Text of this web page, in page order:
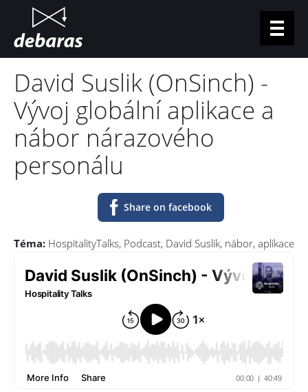
For applicants
For businesses
Vacancies
Log in
David Suslik (OnSinch) -
Vývoj globální aplikace a
nábor nárazového
personálu
Share on facebook
Téma: HospitalityTalks Podcast David Suslik nábor aplikace